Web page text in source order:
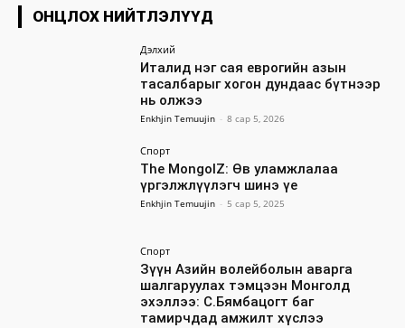
ОНЦЛОХ НИЙТЛЭЛҮҮД
Дэлхий
Италид нэг сая еврогийн азын
тасалбарыг хогон дундаас бүтнээр
нь олжээ
Enkhjin Temuujin - 8 сар 5, 2026
Спорт
The MongolZ: Өв уламжлалаа
үргэлжлүүлэгч шинэ үе
Enkhjin Temuujin - 5 сар 5, 2025
Спорт
Зүүн Азийн волейболын аварга
шалгаруулах тэмцээн Монголд
эхэллээ: С.Бямбацогт баг
тамирчдад амжилт хүслээ